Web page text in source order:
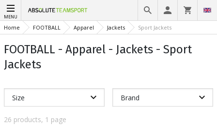
MENU
Home FOOTBALL Apparel Jackets Sport Jackets
FOOTBALL - Apparel - Jackets - Sport
Jackets
Size Brand
26 products, 1 page